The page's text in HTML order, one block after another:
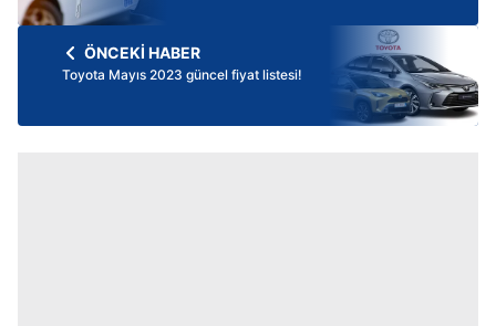
ÖNCEKİ HABER
Toyota Mayıs 2023 güncel fiyat listesi!